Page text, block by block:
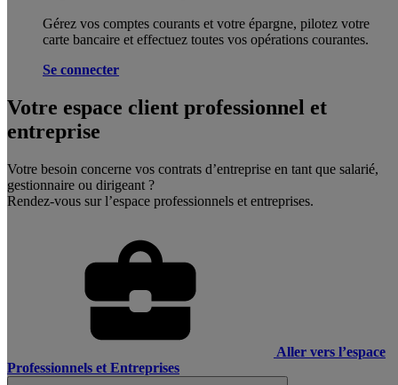
Gérez vos comptes courants et votre épargne, pilotez votre
carte bancaire et effectuez toutes vos opérations courantes.
Se connecter
Votre espace client professionnel et
entreprise
Votre besoin concerne vos contrats d’entreprise en tant que salarié,
gestionnaire ou dirigeant ?
Rendez-vous sur l’espace professionnels et entreprises.
Aller vers l’espace
Professionnels et Entreprises